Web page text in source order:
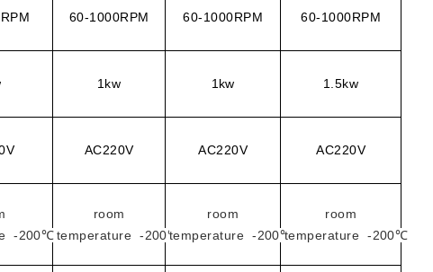
60-1000RPM 60-1000RPM 60-1000RPM
1kw 1kw 1.5kw
AC220V AC220V AC220V
-200℃
room
temperature -200℃
room
temperature -200℃
room
temperature -200℃